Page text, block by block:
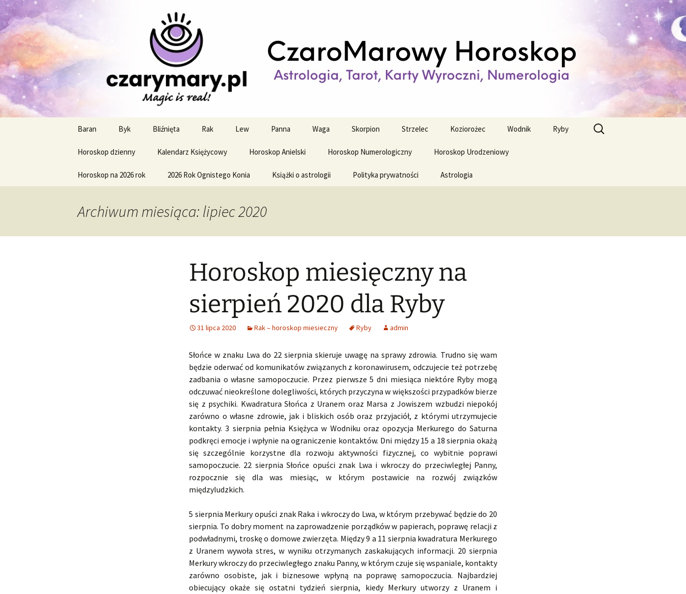
CzaroMarowy horoskop dzienny,
miesięczny i tygodniowy
Profesjonalne przepowiednie astrologiczne
treści
Baran Byk Bliźnięta Rak Lew Panna Waga Skorpion Strzelec Koziorożec Wodnik Ryby
Horoskop dzienny Kalendarz Księżycowy Horoskop Anielski Horoskop Numerologiczny Horoskop Urodzeniowy
Horoskop na 2026 rok 2026 Rok Ognistego Konia Książki o astrologii Polityka prywatności Astrologia
Szukaj:
Archiwum miesiąca: lipiec 2020
Horoskop miesięczny na
sierpień 2020 dla Ryby
31 lipca 2020 Rak – horoskop miesieczny Ryby admin
Słońce w znaku Lwa do 22 sierpnia skieruje uwagę na sprawy zdrowia. Trudno się wam
będzie oderwać od komunikatów związanych z koronawirusem, odczujecie też potrzebę
zadbania o własne samopoczucie. Przez pierwsze 5 dni miesiąca niektóre Ryby mogą
odczuwać nieokreślone dolegliwości, których przyczyna w większości przypadków bierze
się z psychiki. Kwadratura Słońca z Uranem oraz Marsa z Jowiszem wzbudzi niepokój
zarówno o własne zdrowie, jak i bliskich osób oraz przyjaciół, z którymi utrzymujecie
kontakty. 3 sierpnia pełnia Księżyca w Wodniku oraz opozycja Merkurego do Saturna
podkręci emocje i wpłynie na ograniczenie kontaktów. Dni między 15 a 18 sierpnia okażą
się szczególnie korzystne dla rozwoju aktywności fizycznej, co wybitnie poprawi
samopoczucie. 22 sierpnia Słońce opuści znak Lwa i wkroczy do przeciwległej Panny,
rozpocznie się dla was miesiąc, w którym postawicie na rozwój związków
międzyludzkich.
5 sierpnia Merkury opuści znak Raka i wkroczy do Lwa, w którym przebywać będzie do 20
sierpnia. To dobry moment na zaprowadzenie porządków w papierach, poprawę relacji z
podwładnymi, troskę o domowe zwierzęta. Między 9 a 11 sierpnia kwadratura Merkurego
z Uranem wywoła stres, w wyniku otrzymanych zaskakujących informacji. 20 sierpnia
Merkury wkroczy do przeciwległego znaku Panny, w którym czuje się wspaniale, kontakty
zarówno osobiste, jak i biznesowe wpłyną na poprawę samopoczucia. Najbardziej
obiecujący okaże się ostatni tydzień sierpnia, kiedy Merkury utworzy z Uranem i